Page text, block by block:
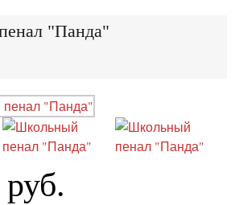
"Панда"